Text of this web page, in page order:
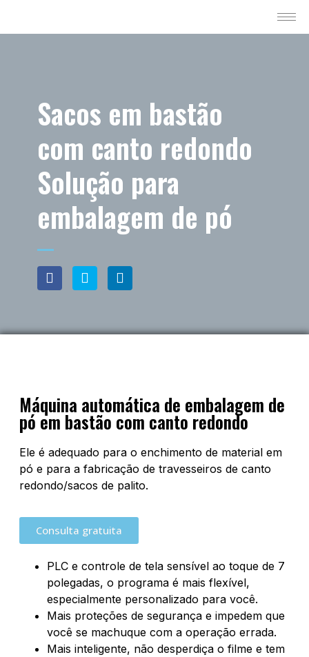
Sacos em bastão
com canto redondo
Solução para
embalagem de pó
Máquina automática de embalagem de
pó em bastão com canto redondo
Ele é adequado para o enchimento de material em
pó e para a fabricação de travesseiros de canto
redondo/sacos de palito.
Consulta gratuita
PLC e controle de tela sensível ao toque de 7
polegadas, o programa é mais flexível,
especialmente personalizado para você.
Mais proteções de segurança e impedem que
você se machuque com a operação errada.
Mais inteligente, não desperdiça o filme e tem